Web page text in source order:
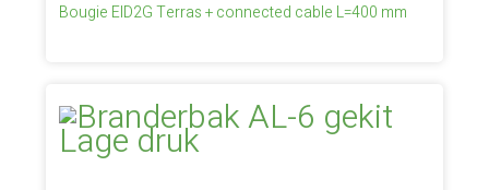
Bougie EID2G Terras + connected cable L=400 mm